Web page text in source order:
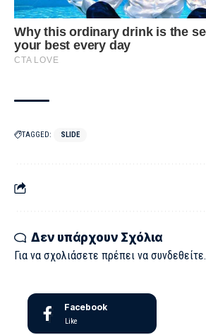
TAGGED: SLIDE
Δεν υπάρχουν Σχόλια
Για να σχολιάσετε πρέπει να συνδεθείτε.
Facebook
Like